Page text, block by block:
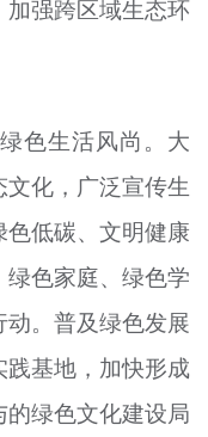
强跨区域生态环
色生活风尚。大
化，广泛宣传生
低碳、文明健康
色家庭、绿色学
。普及绿色发展
基地，加快形成
绿色文化建设局